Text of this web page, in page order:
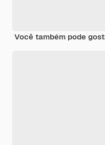
Você também pode